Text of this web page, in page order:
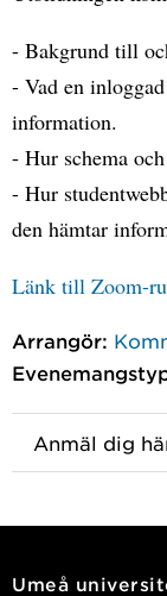
- Bakgrund till
- Vad en
information.
- Hur schema
- Hur
den hämtar
Länk till Zoom-
Arrangör:
Anmäl dig
Umeå